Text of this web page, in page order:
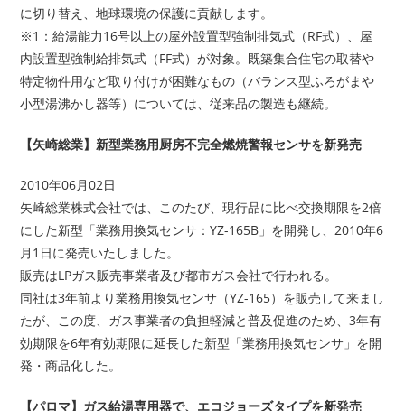
に切り替え、地球環境の保護に貢献します。
※1：給湯能力16号以上の屋外設置型強制排気式（RF式）、屋
内設置型強制給排気式（FF式）が対象。既築集合住宅の取替や
特定物件用など取り付けが困難なもの（バランス型ふろがまや
小型湯沸かし器等）については、従来品の製造も継続。
【矢崎総業】新型業務用厨房不完全燃焼警報センサを新発売
2010年06月02日
矢崎総業株式会社では、このたび、現行品に比べ交換期限を2倍
にした新型「業務用換気センサ：YZ-165B」を開発し、2010年6
月1日に発売いたしました。
販売はLPガス販売事業者及び都市ガス会社で行われる。
同社は3年前より業務用換気センサ（YZ-165）を販売して来まし
たが、この度、ガス事業者の負担軽減と普及促進のため、3年有
効期限を6年有効期限に延長した新型「業務用換気センサ」を開
発・商品化した。
【パロマ】ガス給湯専用器で、エコジョーズタイプを新発売